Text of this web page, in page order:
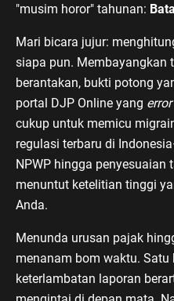
"musim horor" tahunan:
Mari bicara jujur:
siapa pun. Membayangkan
berantakan, bukti potong
portal DJP Online yang error
cukup untuk memicu
regulasi terbaru di
NPWP hingga penyesuaian
menuntut ketelitian tinggi
Anda.
Menunda urusan pajak
menanam bom waktu. Satu
keterlambatan laporan